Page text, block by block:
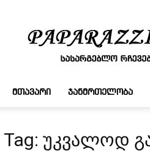
რჩევები
ᲛᲗᲐᲕᲐᲠᲘ ᲯᲐᲜᲛᲠᲗᲔᲚᲝᲑᲐ
Tag: უკვალოდ